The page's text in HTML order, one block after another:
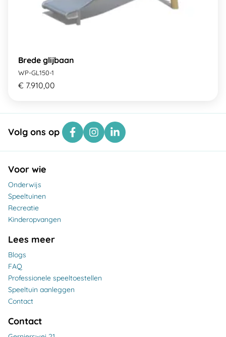
Brede glijbaan
WP-GL150-1
€ 7.910,00
Volg ons op
Voor wie
Onderwijs
Speeltuinen
Recreatie
Kinderopvangen
Lees meer
Blogs
FAQ
Professionele speeltoestellen
Speeltuin aanleggen
Contact
Contact